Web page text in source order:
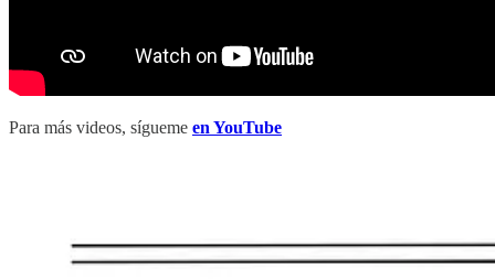
Para más videos, sígueme en YouTube